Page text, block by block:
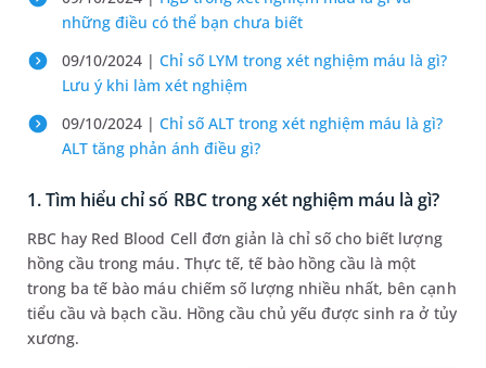
những điều có thể bạn chưa biết
09/10/2024 | Chỉ số LYM trong xét nghiệm máu là gì?
Lưu ý khi làm xét nghiệm
09/10/2024 | Chỉ số ALT trong xét nghiệm máu là gì?
ALT tăng phản ánh điều gì?
1. Tìm hiểu chỉ số RBC trong xét nghiệm máu là gì?
RBC hay Red Blood Cell đơn giản là chỉ số cho biết lượng
hồng cầu trong máu. Thực tế, tế bào hồng cầu là một
trong ba tế bào máu chiếm số lượng nhiều nhất, bên cạnh
tiểu cầu và bạch cầu. Hồng cầu chủ yếu được sinh ra ở tủy
xương.